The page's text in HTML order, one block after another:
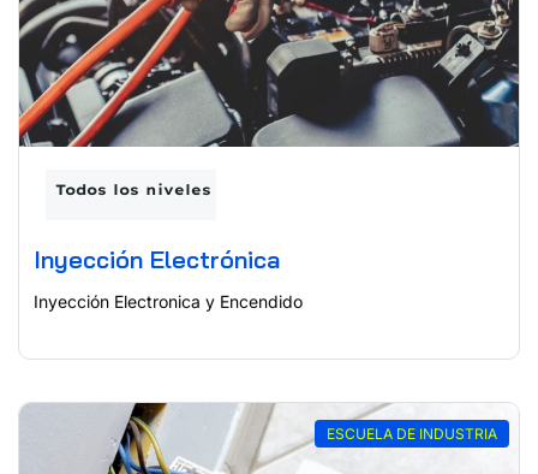
Todos los niveles
Inyección Electrónica
Inyección Electronica y Encendido
ESCUELA DE INDUSTRIA